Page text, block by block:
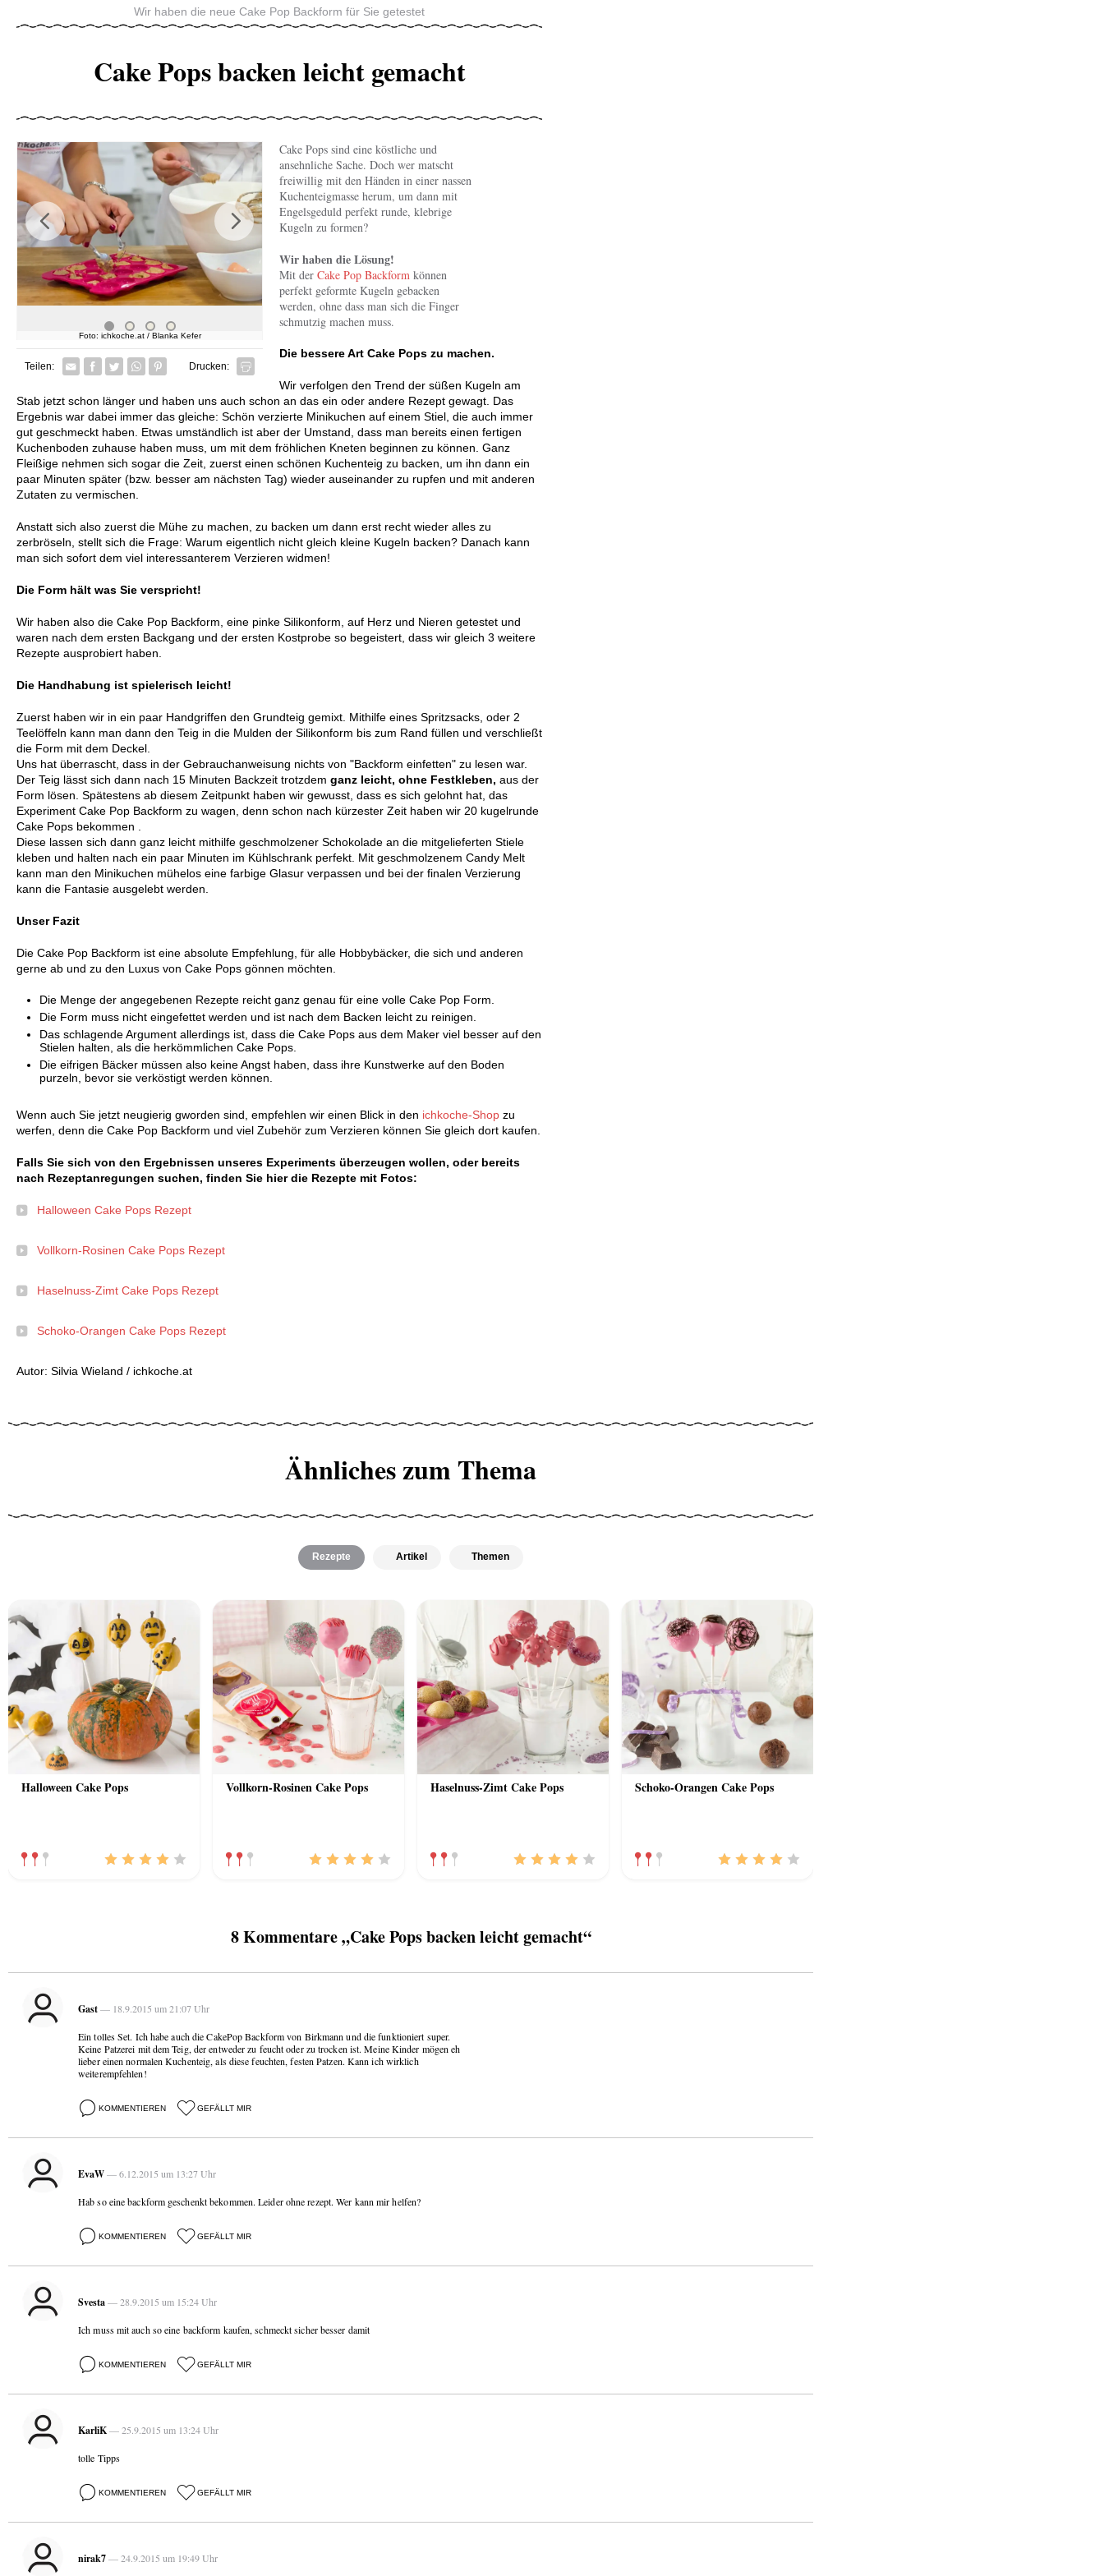
Wir haben die neue Cake Pop Backform für Sie getestet
Cake Pops backen leicht gemacht
Foto: ichkoche.at / Blanka Kefer
Next
Previous
Teilen: Facebook
TwitterWhatsapp senden
Pin it Drucken:
Cake Pops sind eine köstliche und
ansehnliche Sache. Doch wer matscht
freiwillig mit den Händen in einer nassen
Kuchenteigmasse herum, um dann mit
Engelsgeduld perfekt runde, klebrige
Kugeln zu formen?
Wir haben die Lösung!
Mit der Cake Pop Backform können
perfekt geformte Kugeln gebacken
werden, ohne dass man sich die Finger
schmutzig machen muss.
Die bessere Art Cake Pops zu machen.
Wir verfolgen den Trend der süßen Kugeln am
Stab jetzt schon länger und haben uns auch schon an das ein oder andere Rezept gewagt. Das
Ergebnis war dabei immer das gleiche: Schön verzierte Minikuchen auf einem Stiel, die auch immer
gut geschmeckt haben. Etwas umständlich ist aber der Umstand, dass man bereits einen fertigen
Kuchenboden zuhause haben muss, um mit dem fröhlichen Kneten beginnen zu können. Ganz
Fleißige nehmen sich sogar die Zeit, zuerst einen schönen Kuchenteig zu backen, um ihn dann ein
paar Minuten später (bzw. besser am nächsten Tag) wieder auseinander zu rupfen und mit anderen
Zutaten zu vermischen.
Anstatt sich also zuerst die Mühe zu machen, zu backen um dann erst recht wieder alles zu
zerbröseln, stellt sich die Frage: Warum eigentlich nicht gleich kleine Kugeln backen? Danach kann
man sich sofort dem viel interessanterem Verzieren widmen!
Die Form hält was Sie verspricht!
Wir haben also die Cake Pop Backform, eine pinke Silikonform, auf Herz und Nieren getestet und
waren nach dem ersten Backgang und der ersten Kostprobe so begeistert, dass wir gleich 3 weitere
Rezepte ausprobiert haben.
Die Handhabung ist spielerisch leicht!
Zuerst haben wir in ein paar Handgriffen den Grundteig gemixt. Mithilfe eines Spritzsacks, oder 2
Teelöffeln kann man dann den Teig in die Mulden der Silikonform bis zum Rand füllen und verschließt
die Form mit dem Deckel.
Uns hat überrascht, dass in der Gebrauchanweisung nichts von "Backform einfetten" zu lesen war.
Der Teig lässt sich dann nach 15 Minuten Backzeit trotzdem ganz leicht, ohne Festkleben, aus der
Form lösen. Spätestens ab diesem Zeitpunkt haben wir gewusst, dass es sich gelohnt hat, das
Experiment Cake Pop Backform zu wagen, denn schon nach kürzester Zeit haben wir 20 kugelrunde
Cake Pops bekommen .
Diese lassen sich dann ganz leicht mithilfe geschmolzener Schokolade an die mitgelieferten Stiele
kleben und halten nach ein paar Minuten im Kühlschrank perfekt. Mit geschmolzenem Candy Melt
kann man den Minikuchen mühelos eine farbige Glasur verpassen und bei der finalen Verzierung
kann die Fantasie ausgelebt werden.
Unser Fazit
Die Cake Pop Backform ist eine absolute Empfehlung, für alle Hobbybäcker, die sich und anderen
gerne ab und zu den Luxus von Cake Pops gönnen möchten.
Die Menge der angegebenen Rezepte reicht ganz genau für eine volle Cake Pop Form.
Die Form muss nicht eingefettet werden und ist nach dem Backen leicht zu reinigen.
Das schlagende Argument allerdings ist, dass die Cake Pops aus dem Maker viel besser auf den
Stielen halten, als die herkömmlichen Cake Pops.
Die eifrigen Bäcker müssen also keine Angst haben, dass ihre Kunstwerke auf den Boden
purzeln, bevor sie verköstigt werden können.
Wenn auch Sie jetzt neugierig gworden sind, empfehlen wir einen Blick in den ichkoche-Shop zu
werfen, denn die Cake Pop Backform und viel Zubehör zum Verzieren können Sie gleich dort kaufen.
Falls Sie sich von den Ergebnissen unseres Experiments überzeugen wollen, oder bereits
nach Rezeptanregungen suchen, finden Sie hier die Rezepte mit Fotos:
Halloween Cake Pops Rezept
Vollkorn-Rosinen Cake Pops Rezept
Haselnuss-Zimt Cake Pops Rezept
Schoko-Orangen Cake Pops Rezept
Autor: Silvia Wieland / ichkoche.at
Ähnliches zum Thema
Rezepte Artikel Themen
Halloween Cake Pops Vollkorn-Rosinen Cake Pops Haselnuss-Zimt Cake Pops Schoko-Orangen Cake Pops
8 Kommentare „Cake Pops backen leicht gemacht“
Gast— 18.9.2015 um 21:07 Uhr
Ein tolles Set. Ich habe auch die CakePop Backform von Birkmann und die funktioniert super.
Keine Patzerei mit dem Teig, der entweder zu feucht oder zu trocken ist. Meine Kinder mögen eh
lieber einen normalen Kuchenteig, als diese feuchten, festen Patzen. Kann ich wirklich
weiterempfehlen!
KOMMENTIEREN GEFÄLLT MIR
EvaW— 6.12.2015 um 13:27 Uhr
Hab so eine backform geschenkt bekommen. Leider ohne rezept. Wer kann mir helfen?
KOMMENTIEREN GEFÄLLT MIR
Svesta— 28.9.2015 um 15:24 Uhr
Ich muss mit auch so eine backform kaufen, schmeckt sicher besser damit
KOMMENTIEREN GEFÄLLT MIR
KarliK— 25.9.2015 um 13:24 Uhr
tolle Tipps
KOMMENTIEREN GEFÄLLT MIR
nirak7— 24.9.2015 um 19:49 Uhr